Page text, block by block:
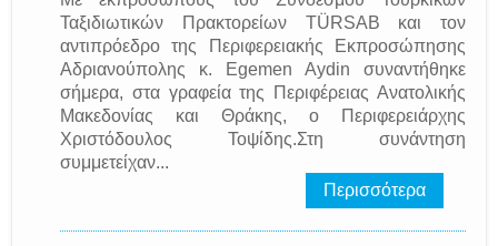
Ταξιδιωτικών Πρακτορείων TÜRSAB και τον
αντιπρόεδρο της Περιφερειακής Εκπροσώπησης
Αδριανούπολης κ. Egemen Aydin συναντήθηκε
σήμερα, στα γραφεία της Περιφέρειας Ανατολικής
Μακεδονίας και Θράκης, ο Περιφερειάρχης
Χριστόδουλος Τοψίδης.Στη συνάντηση
συμμετείχαν...
Περισσότερα